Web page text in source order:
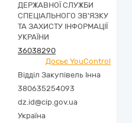
ДЕРЖАВНОЇ СЛУЖБИ
СПЕЦІАЛЬНОГО ЗВ'ЯЗКУ
ТА ЗАХИСТУ ІНФОРМАЦІЇ
УКРАЇНИ
36038290
Досьє YouControl
Відділ Закупівель Інна
380635254093
dz.id@cip.gov.ua
Україна